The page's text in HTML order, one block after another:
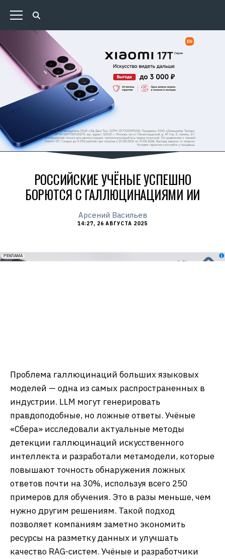
РОССИЙСКИЕ УЧЁНЫЕ УСПЕШНО
БОРЮТСЯ С ГАЛЛЮЦИНАЦИЯМИ ИИ
Арсений Васильев
14:27, 26 АВГУСТА 2025
erid: 2VfnxxmNzs5
РЕКЛАМА
Проблема галлюцинаций больших языковых
моделей — одна из самых распространенных в
индустрии. LLM могут генерировать
правдоподобные, но ложные ответы. Учёные
«Сбера» исследовали актуальные методы
детекции галлюцинаций искусственного
интеллекта и разработали метамодели, которые
повышают точность обнаружения ложных
ответов почти на 30%, используя всего 250
примеров для обучения. Это в разы меньше, чем
нужно другим решениям. Такой подход
позволяет компаниям заметно экономить
ресурсы на разметку данных и улучшать
качество RAG-систем. Учёные и разработчики